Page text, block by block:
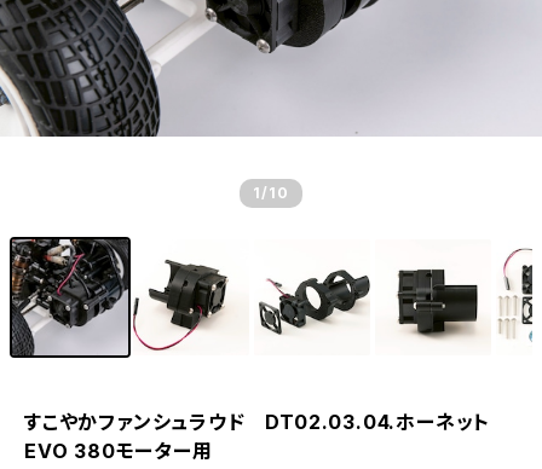
1 /10
すこやかファンシュラウド DT02.03.04.ホーネット
EVO 380モーター用